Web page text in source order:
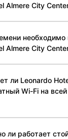
Almere City
необходимо
Almere City
ли Leonardo
Wi-Fi на
ли работает